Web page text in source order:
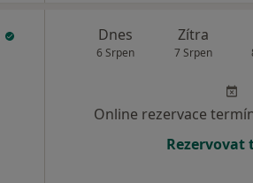
Dnes
6 Srpen
Zítra
7 Srpen
Online rezervace
Rezervovat